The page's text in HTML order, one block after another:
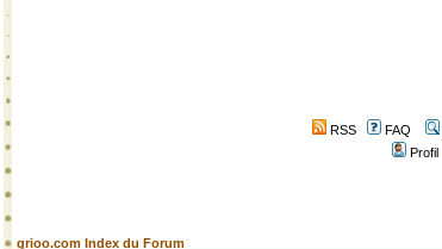
RSS FAQ
Profil
grioo.com Index du Forum